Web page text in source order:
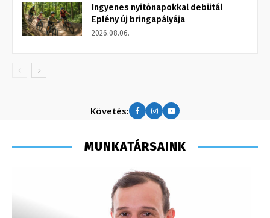
Ingyenes nyitónapokkal debütál
Eplény új bringapályája
2026.08.06.
Követés:
MUNKATÁRSAINK